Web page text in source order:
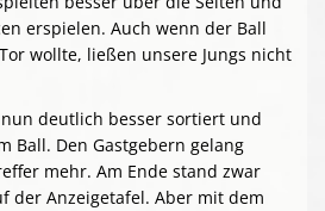
erspielen. Auch wenn der Ball
wollte, ließen unsere Jungs nicht
deutlich besser sortiert und
Ball. Den Gastgebern gelang
mehr. Am Ende stand zwar
der Anzeigetafel. Aber mit dem